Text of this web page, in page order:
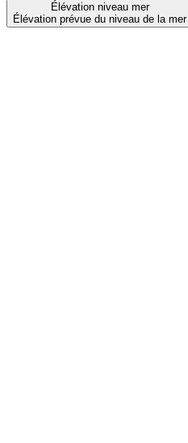
Élévation niveau mer
Élévation prévue du niveau de la mer